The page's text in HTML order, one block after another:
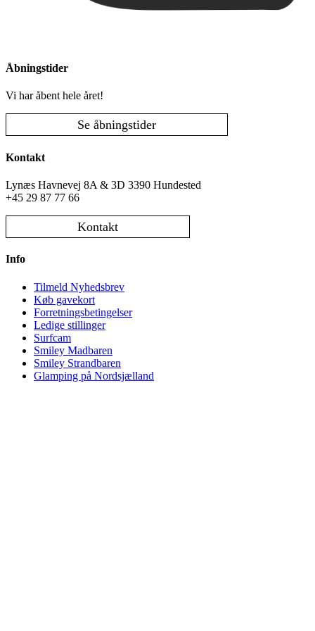
Åbningstider
Vi har åbent hele året!
Se åbningstider
Kontakt
Lynæs Havnevej 8A & 3D 3390 Hundested
+45 29 87 77 66
Kontakt
Info
Tilmeld Nyhedsbrev
Køb gavekort
Forretningsbetingelser
Ledige stillinger
Surfcam
Smiley Madbaren
Smiley Strandbaren
Glamping på Nordsjælland